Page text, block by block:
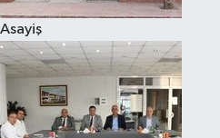
Asayiş
Sağlık
Siyaset
Spor